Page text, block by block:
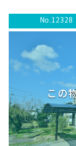
No.12328